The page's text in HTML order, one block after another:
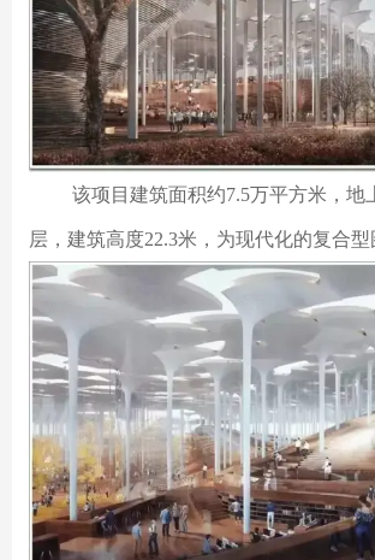
该项目建筑面积约7.5万平方米，地
层，建筑高度22.3米，为现代化的复合型